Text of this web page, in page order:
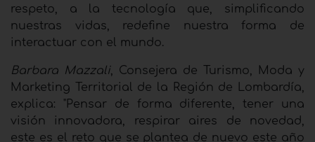
respeto, a la tecnología que, simplificando
nuestras vidas, redefine nuestra forma de
interactuar con el mundo.
Barbara Mazzali, Consejera de Turismo, Moda y
Marketing Territorial de la Región de Lombardía,
explica: "Pensar de forma diferente, tener una
visión innovadora, respirar aires de novedad,
este es el reto que se plantea de nuevo este año